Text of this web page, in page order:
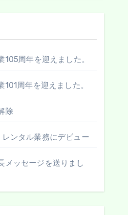
105周年を迎えました。
周年を迎えました。
除
ンタル業務にデビュー
メッセージを送りまし